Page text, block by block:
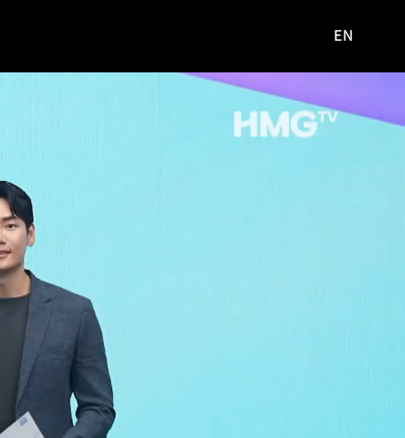
사이트로
EN